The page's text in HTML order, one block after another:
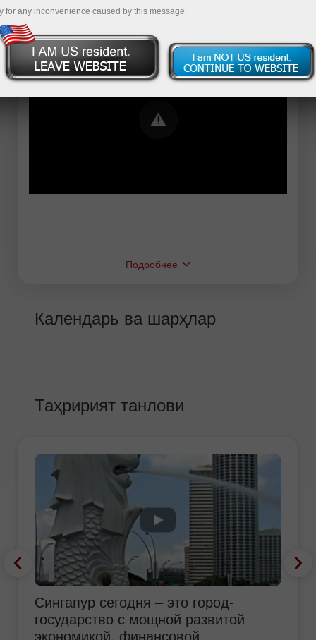
Error loading YouTube: Video could not be
played
Подробнее
Календарь ва шарҳлар
Таҳририят танлови
Сингапур сегодня – это город-
государство с мощной развитой
экономикой, финансовой
for any inconvenience caused by this message.